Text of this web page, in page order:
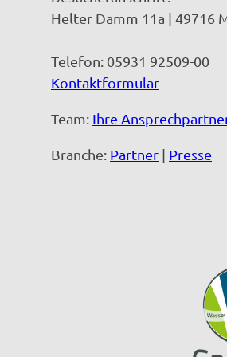
Helter Damm 11a | 49716
Telefon: 05931 92509-00
Kontaktformular
Team: Ihre
Branche: Partner | Presse